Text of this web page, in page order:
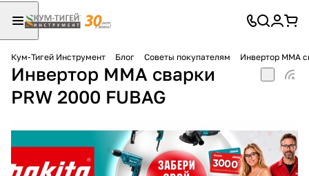
Кум-Тигей Инструмент Блог Советы покупателям Инвертор ММА
Инвертор ММА сварки
PRW 2000 FUBAG
Для клиентов всех банков
Разбейте
оплатуна части
без переплат